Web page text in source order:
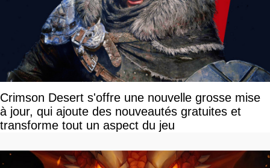
Crimson Desert s'offre une nouvelle grosse mise
à jour, qui ajoute des nouveautés gratuites et
transforme tout un aspect du jeu